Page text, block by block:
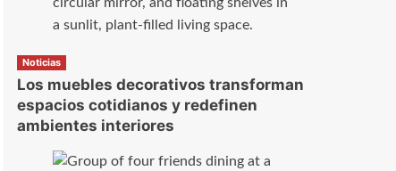
Noticias
Los muebles decorativos transforman
espacios cotidianos y redefinen
ambientes interiores